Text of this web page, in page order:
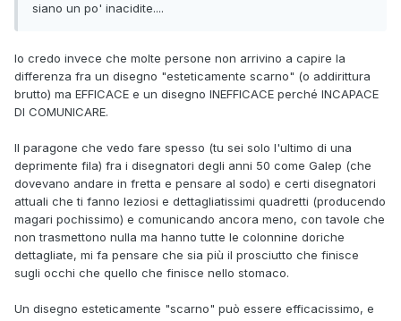
siano un po' inacidite....
Io credo invece che molte persone non arrivino a capire la
differenza fra un disegno "esteticamente scarno" (o addirittura
brutto) ma EFFICACE e un disegno INEFFICACE perché INCAPACE
DI COMUNICARE.
Il paragone che vedo fare spesso (tu sei solo l'ultimo di una
deprimente fila) fra i disegnatori degli anni 50 come Galep (che
dovevano andare in fretta e pensare al sodo) e certi disegnatori
attuali che ti fanno leziosi e dettagliatissimi quadretti (producendo
magari pochissimo) e comunicando ancora meno, con tavole che
non trasmettono nulla ma hanno tutte le colonnine doriche
dettagliate, mi fa pensare che sia più il prosciutto che finisce
sugli occhi che quello che finisce nello stomaco.
Un disegno esteticamente "scarno" può essere efficacissimo, e